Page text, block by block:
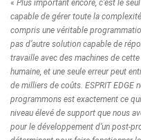
« Plus important encore, c’est le
capable de gérer toute la
compris une véritable
pas d’autre solution capable de
travaille avec des machines de
humaine, et une seule erreur peut
de milliers de coûts. ESPRIT EDGE
programmons est exactement ce
niveau élevé de support que nous
pour le développement d’un post-